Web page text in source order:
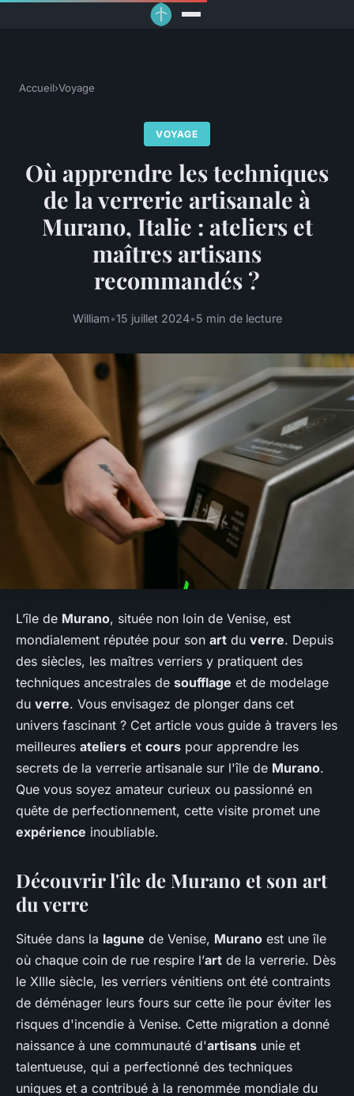
Accueil›Voyage
VOYAGE
Où apprendre les techniques
de la verrerie artisanale à
Murano, Italie : ateliers et
maîtres artisans
recommandés ?
William•15 juillet 2024•5 min de lecture
L’île de Murano, située non loin de Venise, est
mondialement réputée pour son art du verre. Depuis
des siècles, les maîtres verriers y pratiquent des
techniques ancestrales de soufflage et de modelage
du verre. Vous envisagez de plonger dans cet
univers fascinant ? Cet article vous guide à travers les
meilleures ateliers et cours pour apprendre les
secrets de la verrerie artisanale sur l'île de Murano.
Que vous soyez amateur curieux ou passionné en
quête de perfectionnement, cette visite promet une
expérience inoubliable.
Découvrir l'île de Murano et son art
du verre
Située dans la lagune de Venise, Murano est une île
où chaque coin de rue respire l’art de la verrerie. Dès
le XIIIe siècle, les verriers vénitiens ont été contraints
de déménager leurs fours sur cette île pour éviter les
risques d'incendie à Venise. Cette migration a donné
naissance à une communauté d'artisans unie et
talentueuse, qui a perfectionné des techniques
uniques et a contribué à la renommée mondiale du